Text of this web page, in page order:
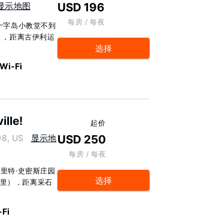
示地图
岛小教堂不到
距离古伊利运
Fi
USD 196
每房 / 每夜
选择
US
显示地
特·史密斯庄园
），距离采石
Fi
起价
USD 250
每房 / 每夜
选择